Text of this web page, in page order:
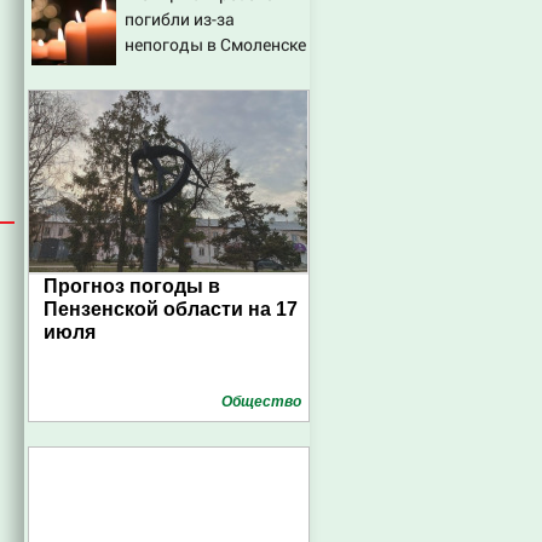
склады Wildberries,
состояние
погибли из-за
непогоды в Смоленске
Прогноз погоды в
Пензенской области на 17
июля
Общество